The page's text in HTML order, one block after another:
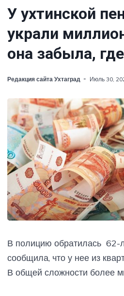
У ухтинской
украли
она забыла,
Редакция сайта Ухтаград Июль 30,
В полицию обратилась 62-
сообщила, что у нее из
В общей сложности более